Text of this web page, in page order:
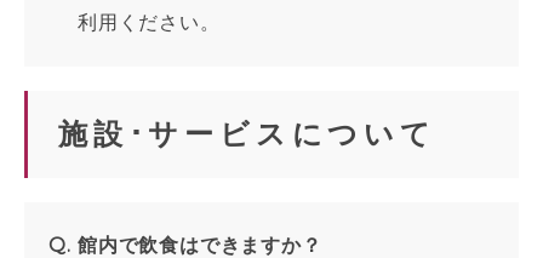
利用ください。
施設･サービスについて
館内で飲食はできますか？